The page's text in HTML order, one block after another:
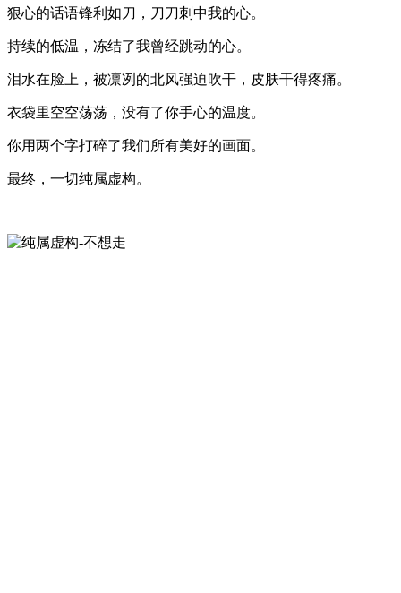
狠心的话语锋利如刀，刀刀刺中我的心。
持续的低温，冻结了我曾经跳动的心。
泪水在脸上，被凛冽的北风强迫吹干，皮肤干得疼痛。
衣袋里空空荡荡，没有了你手心的温度。
你用两个字打碎了我们所有美好的画面。
最终，一切纯属虚构。